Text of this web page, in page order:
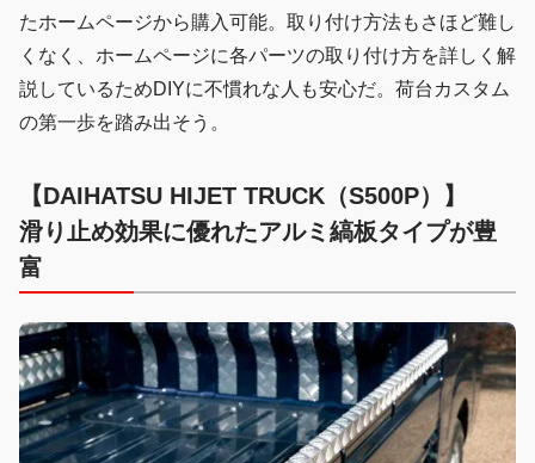
たホームページから購入可能。取り付け方法もさほど難し
くなく、ホームページに各パーツの取り付け方を詳しく解
説しているためDIYに不慣れな人も安心だ。荷台カスタム
の第一歩を踏み出そう。
【DAIHATSU HIJET TRUCK（S500P）】
滑り止め効果に優れたアルミ縞板タイプが豊
富